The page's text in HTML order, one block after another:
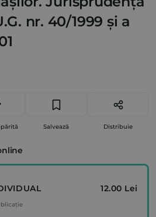
nr. 40/1999 și a
Salvează Distribuie
12.00 Lei